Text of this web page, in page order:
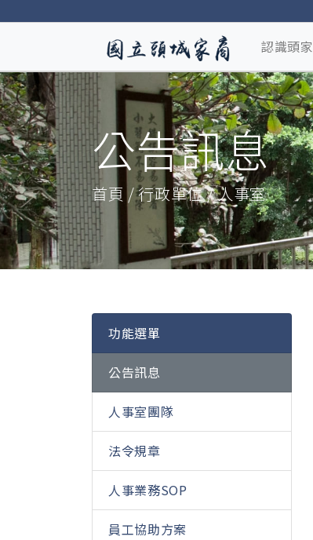
認識頭家
公告訊息
首頁 / 行政單位 / 人事室
功能選單
公告訊息
人事室團隊
法令規章
人事業務SOP
員工協助方案